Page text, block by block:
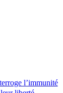
l’immunité